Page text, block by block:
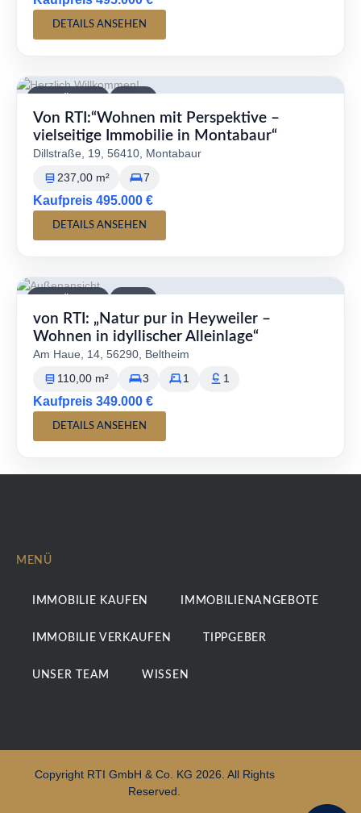
DETAILS ANSEHEN
Von RTI:“Wohnen mit Perspektive –
vielseitige Immobilie in Montabaur“
Dillstraße, 19, 56410, Montabaur
237,00 m² 7
Kaufpreis 495.000 €
DETAILS ANSEHEN
von RTI: „Natur pur in Heyweiler –
Wohnen in idyllischer Alleinlage“
Am Haue, 14, 56290, Beltheim
110,00 m² 3 1 1
Kaufpreis 349.000 €
DETAILS ANSEHEN
MENÜ
IMMOBILIE KAUFEN IMMOBILIENANGEBOTE
IMMOBILIE VERKAUFEN TIPPGEBER
UNSER TEAM WISSEN
Copyright RTI GmbH & Co. KG 2026. All Rights
Reserved.